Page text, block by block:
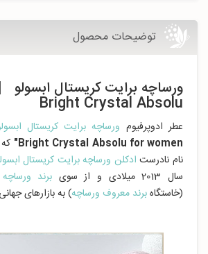
توضیحات محصول
Bright Crystal Absolu
عطر ادوپرفیوم ورساچه برایت کریستال
Bright Crystal Absolu for women"
نام نادرست ادکلن ورساچه برایت کریستال
سال 2013 میلادی و از سوی
برند ورساچه
(خاستگاهبرند معروف ورساچه) به بازارهای